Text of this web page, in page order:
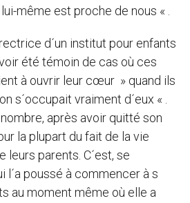
même est proche de nous « .
d´un institut pour enfants
été témoin de cas où ces
à ouvrir leur cœur » quand ils
s´occupait vraiment d´eux « .
après avoir quitté son
la plupart du fait de la vie
leurs parents. C´est, se
l´a poussé à commencer à s
au moment même où elle a